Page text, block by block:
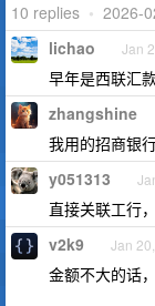
10 replies • 2026-
lichao Jan
早年是西联汇
zhangshine
我用的招商银
y051313
直接关联工行
v2k9 Jan
金额不大的话